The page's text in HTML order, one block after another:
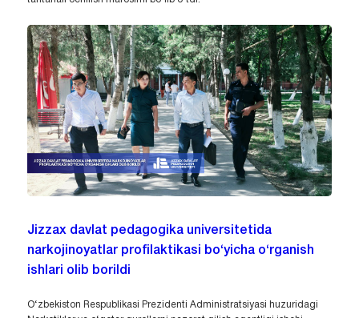
Jizzax davlat pedagogika universitetida
narkojinoyatlar profilaktikasi bo‘yicha o‘rganish
ishlari olib borildi
O‘zbekiston Respublikasi Prezidenti Administratsiyasi huzuridagi